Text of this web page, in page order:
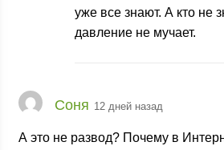
уже все знают. А кто не
давление не мучает.
Соня 12 дней назад
А это не развод? Почему в